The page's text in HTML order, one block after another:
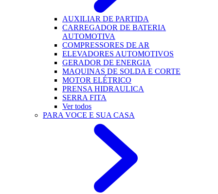
AUXILIAR DE PARTIDA
CARREGADOR DE BATERIA
AUTOMOTIVA
COMPRESSORES DE AR
ELEVADORES AUTOMOTIVOS
GERADOR DE ENERGIA
MAQUINAS DE SOLDA E CORTE
MOTOR ELÉTRICO
PRENSA HIDRAULICA
SERRA FITA
Ver todos
PARA VOCE E SUA CASA